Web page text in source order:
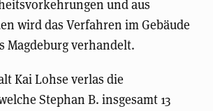
und aus
wird das Verfahren im Gebäude
Magdeburg verhandelt.
Kai Lohse verlas die
Stephan B. insgesamt 13